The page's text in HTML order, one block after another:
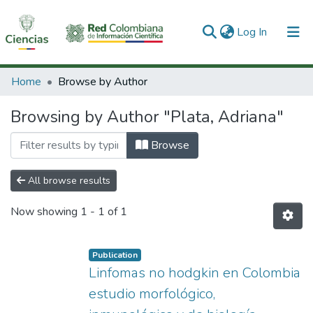
Log In (current)
Communities & Collections
All of DSpace
Home Browse by Author
Browsing by Author "Plata, Adriana"
Browse
All browse results
Now showing 1 - 1 of 1
Publication
Linfomas no hodgkin en Colombia
estudio morfológico,